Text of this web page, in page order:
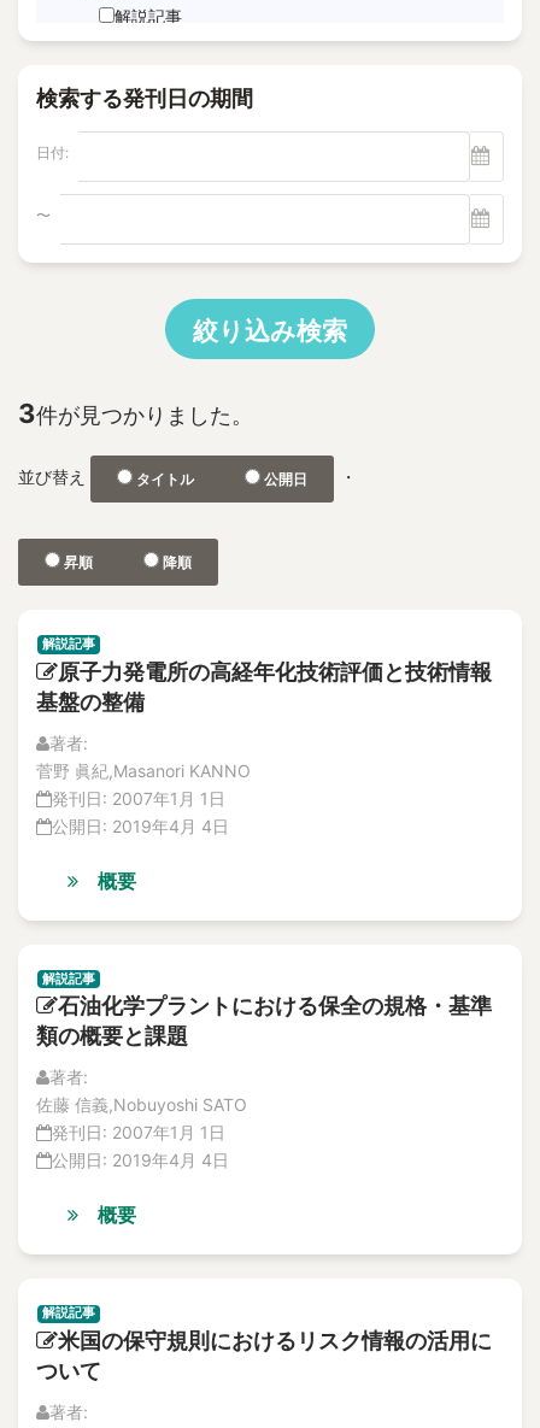
サブドレン
パルスエコー法、電磁共鳴法
モニタリング
塩分除去
逆浸透膜
"Foaming Prediction AI System
3-D depth acquisition
304SS 316LSS Austenitic Steel
360-degree camera
3D nonlinear FEM
3D photographic measurement
3D shape test object
3DAP
a concrete wall
A through hole for passing piping
A-FNS
Abnormal heat
Abnormal phenomena
Abnormal situation
abnormal sounds
above the ceiling
Absolute Risk Achievement Worth
ABWR
ac excitation
AC/DC motors
academic-industry partnership
解説記事
特集記事
No.1
論文
Vol.22
No.3
特集記事
解説記事
No.1
No.2
論文
Vol.21
No.3
論文
解説記事
論文
解説記事
特集記事
論文
No. 4
論文
解説記事
No. 3
論文
解説記事
No. 2
No.1
論文
検索する発刊日の期間
日付:
〜
絞り込み検索
3件が見つかりました。
並び替え タイトル 公開日 ・
昇順 降順
解説記事
原子力発電所の高経年化技術評価と技術情報
基盤の整備
著者:
菅野 眞紀,Masanori KANNO
発刊日: 2007年1月 1日
公開日: 2019年4月 4日
概要
解説記事
石油化学プラントにおける保全の規格・基準
類の概要と課題
著者:
佐藤 信義,Nobuyoshi SATO
発刊日: 2007年1月 1日
公開日: 2019年4月 4日
概要
解説記事
米国の保守規則におけるリスク情報の活用に
ついて
著者: